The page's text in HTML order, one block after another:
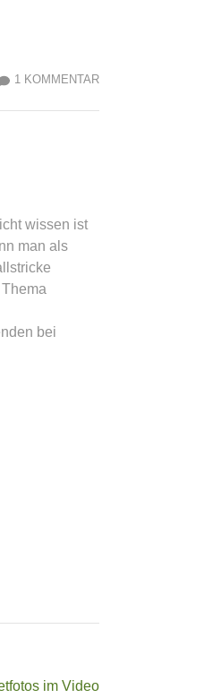
1 KOMMENTARZU
wissen ist
man als
bei
im Video